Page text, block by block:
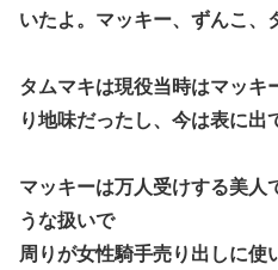
いたよ。マッキー、ずんこ、
タムマキは現役当時はマッ
り地味だったし、今は表に出
マッキーは万人受けする美人
うな扱いで
周りが女性騎手売り出しに使